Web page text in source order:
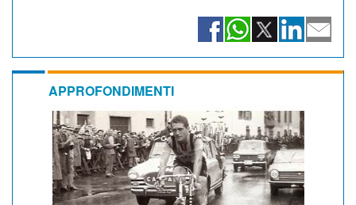
APPROFONDIMENTI